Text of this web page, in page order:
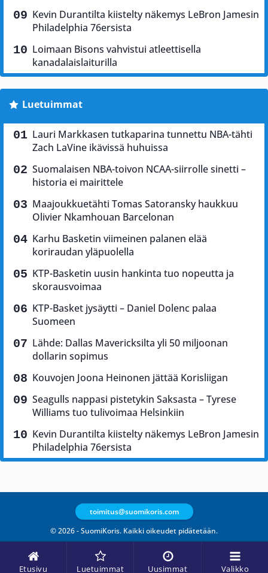
Etusivu Luetuimmat Uusimmat Valikko
Kevin Durantilta kiistelty näkemys LeBron Jamesin
Philadelphia 76ersista
Loimaan Bisons vahvistui atleettisella
kanadalaislaiturilla
Luetuimmat
Lauri Markkasen tutkaparina tunnettu NBA-tähti
Zach LaVine ikävissä huhuissa
Suomalaisen NBA-toivon NCAA-siirrolle sinetti –
historia ei mairittele
Maajoukkuetähti Tomas Satoransky haukkuu
Olivier Nkamhouan Barcelonan
Karhu Basketin viimeinen palanen elää
koriraudan yläpuolella
KTP-Basketin uusin hankinta tuo nopeutta ja
skorausvoimaa
KTP-Basket jysäytti – Daniel Dolenc palaa
Suomeen
Lähde: Dallas Mavericksilta yli 50 miljoonan
dollarin sopimus
Kouvojen Joona Heinonen jättää Korisliigan
Seagulls nappasi pistetykin Saksasta – Tyrese
Williams tuo tulivoimaa Helsinkiin
Kevin Durantilta kiistelty näkemys LeBron Jamesin
Philadelphia 76ersista
© 2026 - SuomiKoris. Kaikki oikeudet pidätetään.
toimitus@suomikoris.com